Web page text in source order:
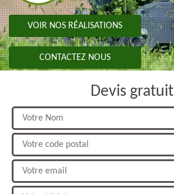
VOIR NOS RÉALISATIONS
CONTACTEZ NOUS
Devis gratuit